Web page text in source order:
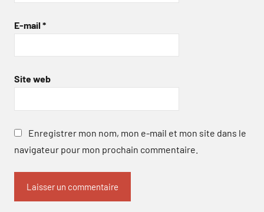
E-mail *
Site web
Enregistrer mon nom, mon e-mail et mon site dans le
navigateur pour mon prochain commentaire.